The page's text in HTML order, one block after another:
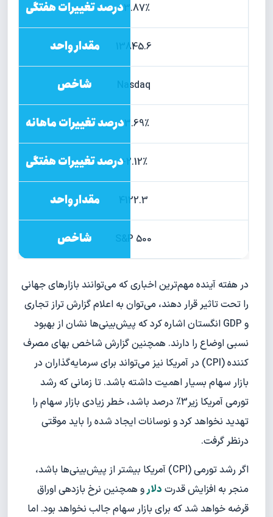
3.87%+
13845.6
Nasdaq
3.69%+
2.12%+
4122.3
S&P 500
در هفته آینده مهم‌ترین اخباری که می‌توانند بازارهای جهانی
را تحت تاثیر قرار دهند، می‌توان به اعلام گزارش تراز تجاری
و GDP انگستان اشاره کرد که پیش‌بینی‌ها نشان از بهبود
نسبی اوضاع را دارند. همچنین گزارش شاخص بهای مصرف
کننده (CPI) در آمریکا نیز می‌تواند برای سرمایه‌گذاران در
بازار سهام بسیار اهمیت داشته باشد. تا زمانی که رشد
تورمی آمریکا زیر3% درصد باشد، خطر زیادی بازار سهام را
تهدید نخواهد کرد و نوسانات ایجاد شده را باید موقتی
درنظر گرفت.
اگر رشد تورمی (CPI) آمریکا بیشتر از پیش‌بینی‌ها باشد،
منجر به افزایش قدرت دلارو همچنین نرخ بازدهی اوراق
قرضه خواهد شد که برای بازار سهام جالب نخواهد بود. اما